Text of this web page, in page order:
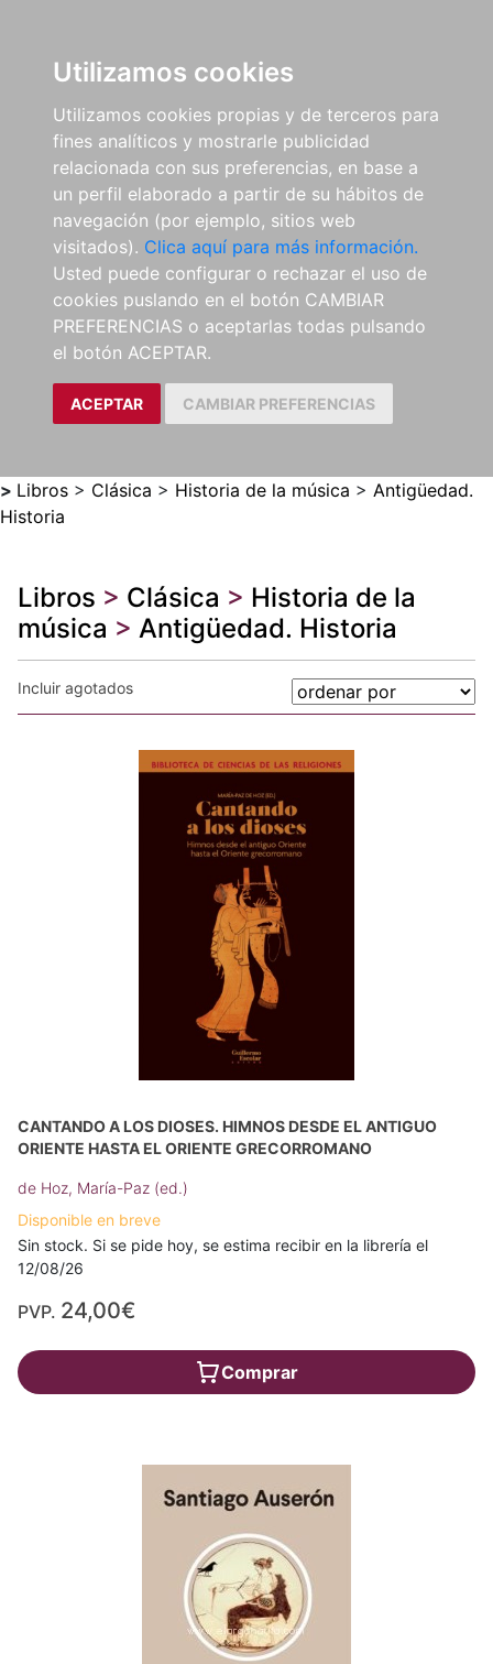
Utilizamos cookies
Utilizamos cookies propias y de terceros para
fines analíticos y mostrarle publicidad
relacionada con sus preferencias, en base a
un perfil elaborado a partir de su hábitos de
navegación (por ejemplo, sitios web
visitados). Clica aquí para más información.
Usted puede configurar o rechazar el uso de
cookies puslando en el botón CAMBIAR
PREFERENCIAS o aceptarlas todas pulsando
el botón ACEPTAR.
ACEPTAR CAMBIAR PREFERENCIAS
> Libros > Clásica > Historia de la música > Antigüedad.
Historia
Libros > Clásica > Historia de la
música > Antigüedad. Historia
Incluir agotados
CANTANDO A LOS DIOSES. HIMNOS DESDE EL ANTIGUO
ORIENTE HASTA EL ORIENTE GRECORROMANO
de Hoz, María-Paz (ed.)
Disponible en breve
Sin stock. Si se pide hoy, se estima recibir en la librería el
12/08/26
PVP. 24,00€
Comprar